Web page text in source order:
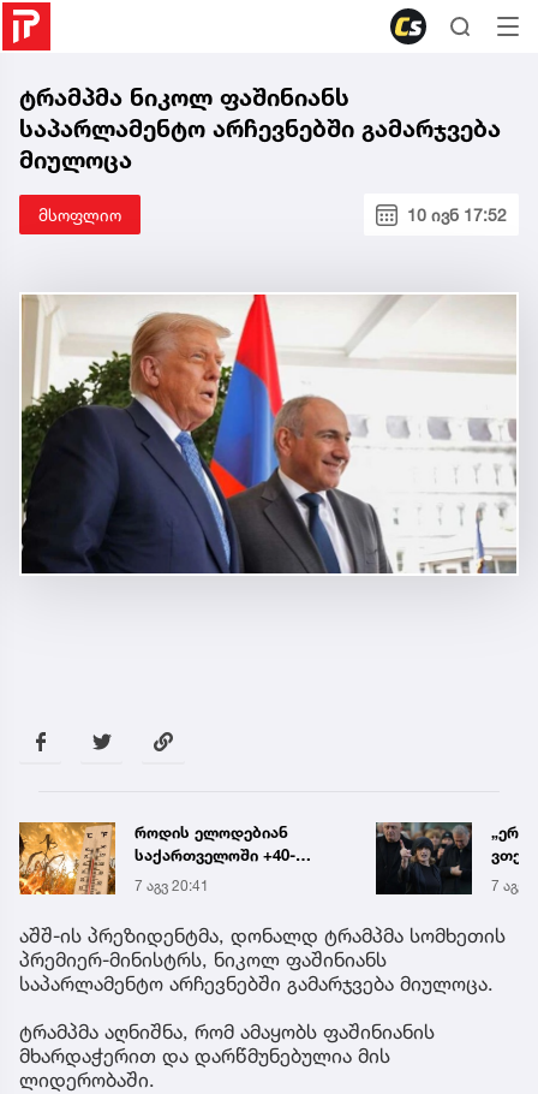
ტრამპმა ნიკოლ ფაშინიანს
საპარლამენტო არჩევნებში გამარჯვება
მიულოცა
მსოფლიო 10 ივნ 17:52
„ერთი წინადადება რომ
ვთქვა, ის გახდის
ნათელს, თუ რატომ იყო
ნია იმნაძე
წამქეზებელი...“ - გიგა
ავალიანის დედა
7 აგვ 20:19
რა
საქმე
7 აგვ
აშშ-ის პრეზიდენტმა, დონალდ ტრამპმა სომხეთის
პრემიერ-მინისტრს, ნიკოლ ფაშინიანს
საპარლამენტო არჩევნებში გამარჯვება მიულოცა.
ტრამპმა აღნიშნა, რომ ამაყობს ფაშინიანის
მხარდაჭერით და დარწმუნებულია მის
ლიდერობაში.